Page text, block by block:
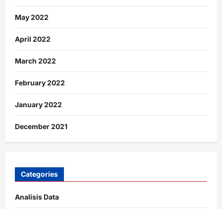
May 2022
April 2022
March 2022
February 2022
January 2022
December 2021
Categories
Analisis Data